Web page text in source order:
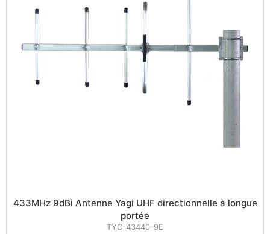
433MHz 9dBi Antenne Yagi UHF directionnelle à longue
portée
TYC-43440-9E